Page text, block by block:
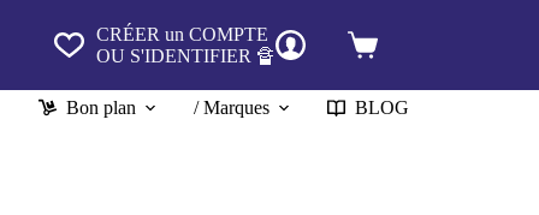
CRÉER un COMPTE
OU S'IDENTIFIER 🔏
Panier
Bon plan
/ Marques BLOG